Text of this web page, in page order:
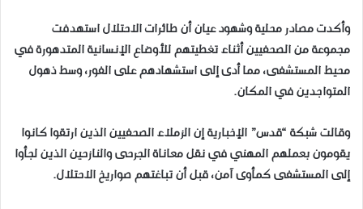
وأكدت مصادر محلية وشهود عيان أن طائرات الاحتلال استهدفت
مجموعة من الصحفيين أثناء تغطيتهم للأوضاع الإنسانية المتدهورة في
محيط المستشفى، مما أدى إلى استشهادهم على الفور، وسط ذهول
المتواجدين في المكان.
وقالت شبكة “قدس” الإخبارية إن الزملاء الصحفيين الذين ارتقوا كانوا
يقومون بعملهم المهني في نقل معاناة الجرحى والنازحين الذين لجأوا
إلى المستشفى كمأوى آمن، قبل أن تباغتهم صواريخ الاحتلال.